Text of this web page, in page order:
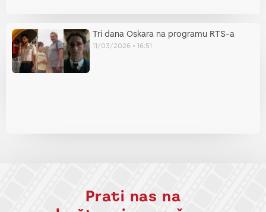
Tri dana Oskara na programu RTS-a
11/03/2026 16:51
Prati nas na